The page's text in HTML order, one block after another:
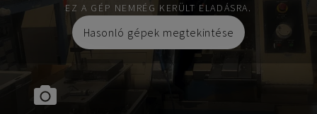
EZ A GÉP NEMRÉG KERÜLT ELADÁSRA.
Hasonló gépek megtekintése